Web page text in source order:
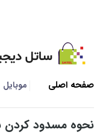
صفحه اصلی موبایل صفحه اصلی
نحوه مسدود کردن